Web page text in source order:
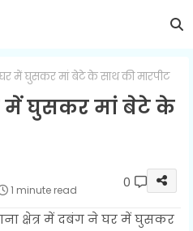
में घुसकर मां बेटे के साथ की मारपीट
में घुसकर मां बेटे के
1 minute read 0
क्षेत्र में दबंग ने घर में घुसकर